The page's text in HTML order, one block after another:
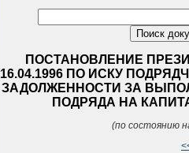
ПОСТАНОВЛЕНИЕ
16.04.1996 ПО ИСКУ
ЗАДОЛЖЕННОСТИ ЗА
ПОДРЯДА НА
(по состоянию